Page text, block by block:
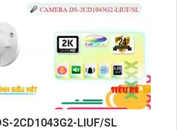
2CD1043G2-LIUF/SL